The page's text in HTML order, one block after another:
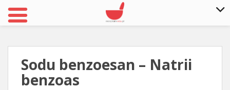
Sodu benzoesan – Natrii
benzoas